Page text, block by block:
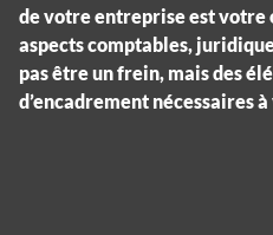
de votre entreprise est votre
aspects comptables,
pas être un frein, mais des
d’encadrement nécessaires